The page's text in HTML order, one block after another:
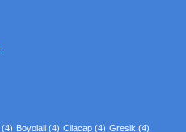
(4) Boyolali (4) Cilacap (4) Gresik (4)